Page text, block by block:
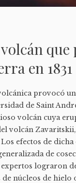
que
en 1831
provocó
de Saint
volcán cuya
volcán
efectos de
de
lograron
núcleos de hielo